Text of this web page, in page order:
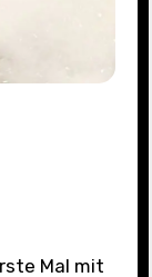
Mal mit